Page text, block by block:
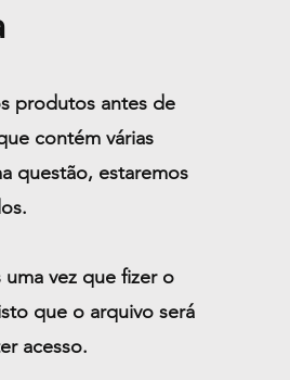
produtos antes de
contém várias
questão, estaremos
vez que fizer o
que o arquivo será
acesso.